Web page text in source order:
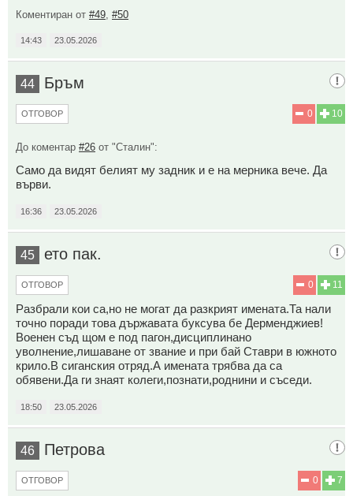
Коментиран от #49 #50
14:43 23.05.2026
44 Бръм
10
0
ОТГОВОР
До коментар #26 от "Сталин":
Само да видят белият му задник и е на мерника вече. Да
върви.
16:36 23.05.2026
45 ето пак.
11
0
ОТГОВОР
Разбрали кои са,но не могат да разкрият имената.Та нали
точно поради това държавата буксува бе Дерменджиев!
Военен съд щом е под пагон,дисциплинано
уволнение,лишаване от звание и при бай Ставри в южното
крило.В сиганския отряд.А имената трябва да са
обявени.Да ги знаят колеги,познати,роднини и съседи.
18:50 23.05.2026
46 Петрова
7
0
ОТГОВОР